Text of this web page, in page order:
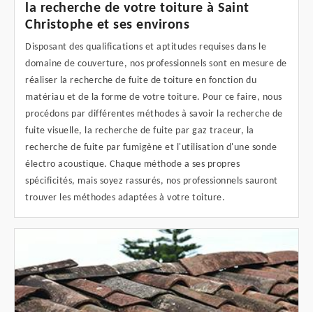
la recherche de votre toiture à Saint
Christophe et ses environs
Disposant des qualifications et aptitudes requises dans le
domaine de couverture, nos professionnels sont en mesure de
réaliser la recherche de fuite de toiture en fonction du
matériau et de la forme de votre toiture. Pour ce faire, nous
procédons par différentes méthodes à savoir la recherche de
fuite visuelle, la recherche de fuite par gaz traceur, la
recherche de fuite par fumigène et l'utilisation d'une sonde
électro acoustique. Chaque méthode a ses propres
spécificités, mais soyez rassurés, nos professionnels sauront
trouver les méthodes adaptées à votre toiture.